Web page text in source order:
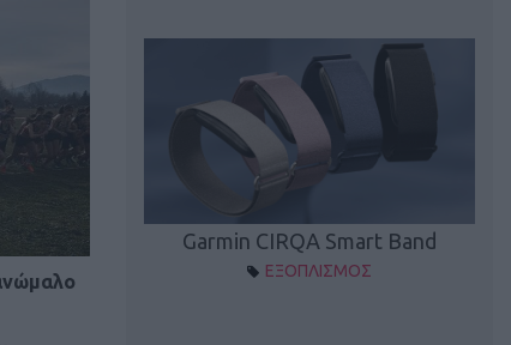
Garmin CIRQA Smart Band
ΕΞΟΠΛΙΣΜΟΣ